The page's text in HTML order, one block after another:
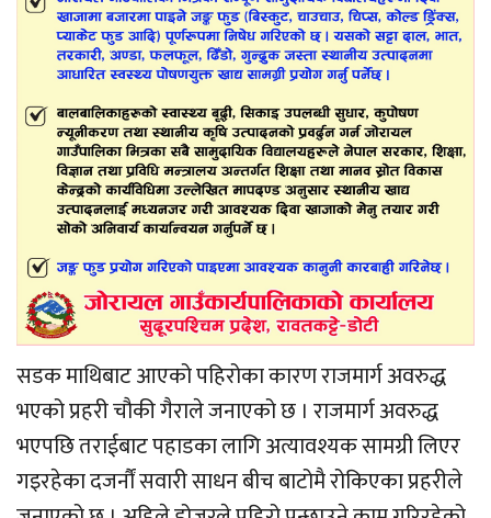
सडक माथिबाट आएको पहिरोका कारण राजमार्ग अवरुद्ध
भएको प्रहरी चौकी गैराले जनाएको छ । राजमार्ग अवरुद्ध
भएपछि तराईबाट पहाडका लागि अत्यावश्यक सामग्री लिएर
गइरहेका दजर्नौं सवारी साधन बीच बाटोमै रोकिएका प्रहरीले